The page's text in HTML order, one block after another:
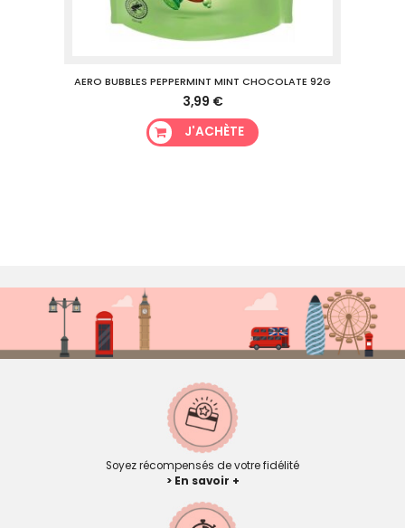
AERO BUBBLES PEPPERMINT MINT CHOCOLATE 92G
3,99 €
J'ACHÈTE
Soyez récompensés de votre fidélité
> En savoir +